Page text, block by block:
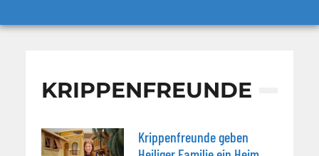
KRIPPENFREUNDE
Krippenfreunde geben